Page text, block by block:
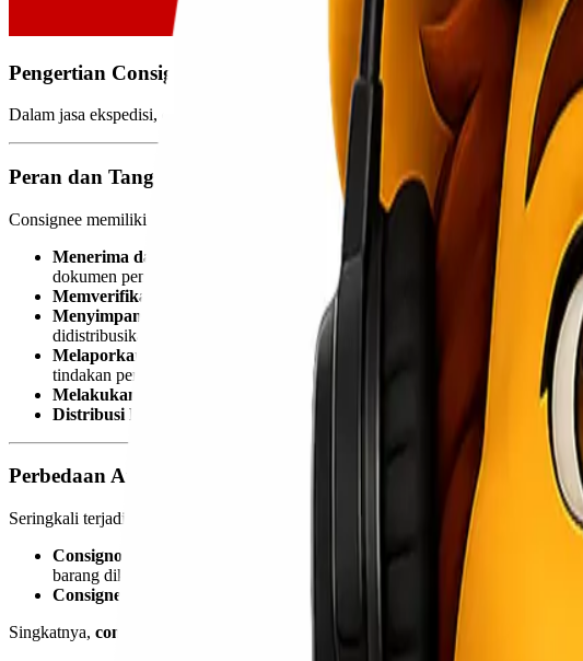
Pengertian Consignee Dalam Jasa Ekspedisi
Dalam jasa ekspedisi, pihak penerima barang atau komoditas
Peran dan Tanggung Jawab Consignee
Consignee memiliki peran krusial dalam proses logistik dan pengiriman barang.
Menerima dan Memeriksa Barang
: Saat paket tiba, consignee
dokumen pengiriman (misalnya,
Bill of Lading
atau surat jalan) dan tidak
Memverifikasi Dokumen
: Memastikan bahwa semua dokumen yang
Menyimpan Barang
: Dalam beberapa kasus, terutama jika consignee
didistribusikan lebih lanjut.
Melaporkan Kondisi Barang
: Jika ditemukan kerusakan atau
tindakan perbaikan atau klaim asuransi dapat segera dilakukan.
Melakukan Pembayaran (jika berlaku)
: Terkadang, consignee
Distribusi Lokal (jika berlaku)
: Jika consignee adalah distributor, mereka
Perbedaan Antara Consignor dan Consignee
Seringkali terjadi kebingungan antara dan
. Berikut adalah
Consignor
. Mereka adalah penjual,
barang dikemas dan dikirim sesuai pesanan.
Consignee
pihak penerima barang
. Mereka adalah individu atau
Singkatnya, consignor mengirim . Dalam sistem